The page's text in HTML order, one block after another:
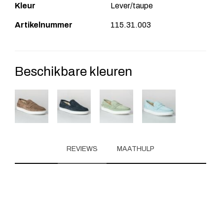
Kleur Lever/taupe
Artikelnummer 115.31.003
Beschikbare kleuren
REVIEWS MAATHULP